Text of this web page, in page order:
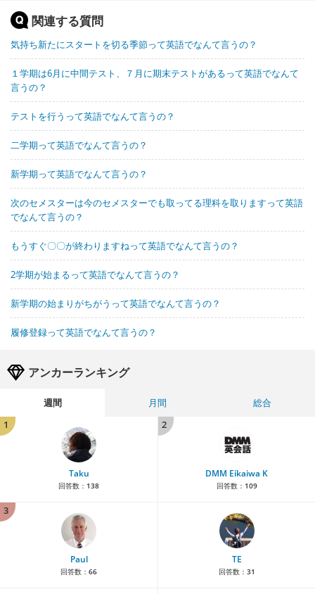
関連する質問
気持ち新たにスタートを切る季節って英語でなんて言うの？
１学期は6月に中間テスト、７月に期末テストがあるって英語でなんて
言うの？
テストを行うって英語でなんて言うの？
二学期って英語でなんて言うの？
新学期って英語でなんて言うの？
次のセメスターは今のセメスターでも取ってる理科を取りますって英語
でなんて言うの？
もうすぐ〇〇が終わりますねって英語でなんて言うの？
2学期が始まるって英語でなんて言うの？
新学期の始まりがちがうって英語でなんて言うの？
履修登録って英語でなんて言うの？
アンカーランキング
週間 月間
総合
1
Taku
回答数： 138
2
DMM Eikaiwa K
回答数： 109
3
Paul
回答数： 66
TE
回答数： 31